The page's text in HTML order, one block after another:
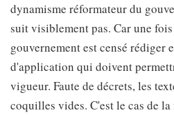
dynamisme réformateur du
suit visiblement pas. Car une
gouvernement est censé rédiger
d'application qui doivent
vigueur. Faute de décrets, les
coquilles vides. C'est le cas de